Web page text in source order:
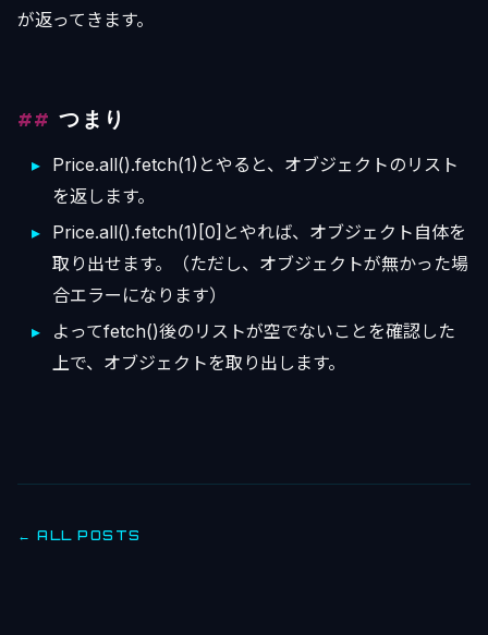
が返ってきます。
つまり
Price.all().fetch(1)とやると、オブジェクトのリスト
を返します。
Price.all().fetch(1)[0]とやれば、オブジェクト自体を
取り出せます。（ただし、オブジェクトが無かった場
合エラーになります）
よってfetch()後のリストが空でないことを確認した
上で、オブジェクトを取り出します。
← ALL POSTS